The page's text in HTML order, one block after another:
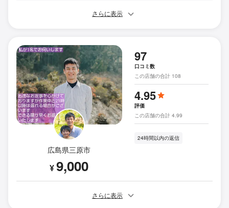
さらに表示
広島県三原市
¥9,000
97
口コミ数
この店舗の合計 108
4.95
評価
この店舗の合計 4.99
24時間以内の返信
さらに表示